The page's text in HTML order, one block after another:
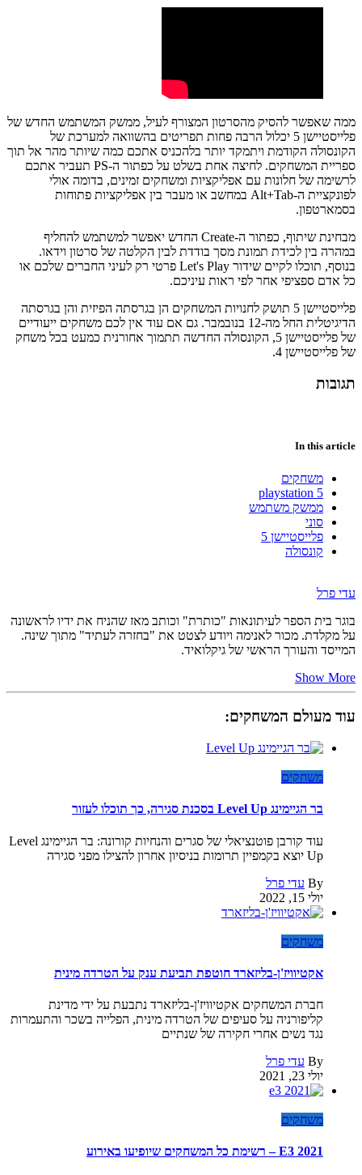
ממה שאפשר להסיק מהסרטון המצורף לעיל, ממשק המשתמש החדש של
פלייסטיישן 5 יכלול הרבה פחות תפריטים בהשוואה למערכת של
הקונסולה הקודמת ויתמקד יותר בלהכניס אתכם כמה שיותר מהר אל תוך
ספריית המשחקים. לחיצה אחת בשלט על כפתור ה-PS תעביר אתכם
לרשימה של חלונות עם אפליקציות ומשחקים זמינים, בדומה אולי
לפונקציית ה-Alt+Tab במחשב או מעבר בין אפליקציות פתוחות
בסמארטפון.
מבחינת שיתוף, כפתור ה-Create החדש יאפשר למשתמש להחליף
במהרה בין לכידת תמונת מסך בודדת לבין הקלטה של סרטון וידאו.
בנוסף, תוכלו לקיים שידור Let's Play פרטי רק לעיני החברים שלכם או
כל אדם ספציפי אחר לפי ראות עיניכם.
פלייסטיישן 5 תושק לחנויות המשחקים הן בגרסתה הפיזית והן בגרסתה
הדיגיטלית החל מה-12 בנובמבר. גם אם עוד אין לכם משחקים ייעודיים
של פלייסטיישן 5, הקונסולה החדשה תתמוך אחורנית כמעט בכל משחק
של פלייסטיישן 4.
תגובות
In this article
משחקים
playstation 5
ממשק משתמש
סוני
פלייסטיישן 5
קונסולה
עדי פרל
בוגר בית הספר לעיתונאות "כותרת" וכותב מאז שהניח את ידיו לראשונה
על מקלדת. מכור לאנימה ויודע לצטט את "בחזרה לעתיד" מתוך שינה.
המייסד והעורך הראשי של גיקלואיד.
Show More
עוד מעולם המשחקים:
משחקים
בר הגיימינג Level Up בסכנת סגירה, כך תוכלו לעזור
עוד קורבן פוטנציאלי של סגרים והנחיות קורונה: בר הגיימינג Level
Up יוצא בקמפיין תרומות בניסיון אחרון להצילו מפני סגירה
By עדי פרל
יולי 15, 2022
משחקים
אקטיוויז'ן-בליזארד חוטפת תביעת ענק על הטרדה מינית
חברת המשחקים אקטיוויז'ן-בליזארד נתבעת על ידי מדינת
קליפורניה על סעיפים של הטרדה מינית, הפלייה בשכר והתעמרות
נגד נשים אחרי חקירה של שנתיים
By עדי פרל
יולי 23, 2021
משחקים
E3 2021 – רשימת כל המשחקים שיופיעו באירוע